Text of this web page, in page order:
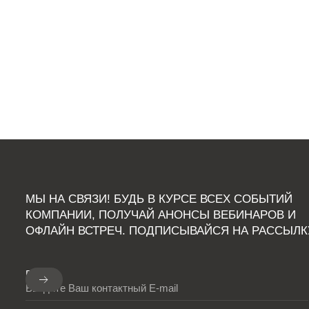
МЫ НА СВЯЗИ! БУДЬ В КУРСЕ ВСЕХ СОБЫТИЙ
КОМПАНИИ, ПОЛУЧАЙ АНОНСЫ ВЕБИНАРОВ И
ОФЛАЙН ВСТРЕЧ. ПОДПИСЫВАЙСЯ НА
E-mail